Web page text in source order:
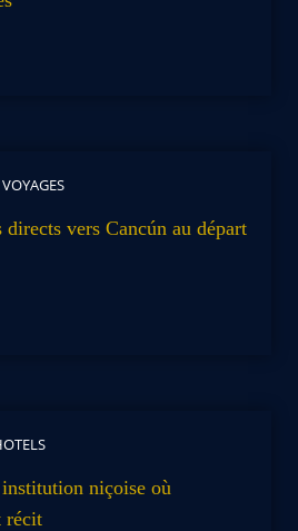
VOYAGES
vers Cancún au départ
niçoise où
récit